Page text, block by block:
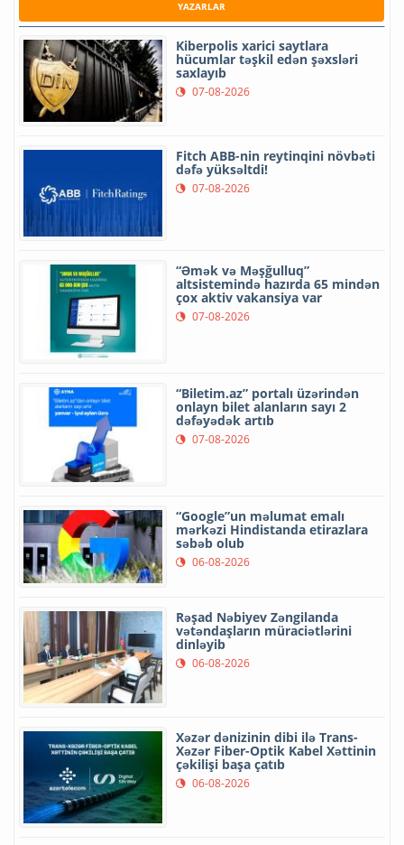
YAZARLAR
Kiberpolis xarici saytlara
hücumlar təşkil edən şəxsləri
saxlayıb
07-08-2026
Fitch ABB-nin reytinqini növbəti
dəfə yüksəltdi!
07-08-2026
“Əmək və Məşğulluq”
altsistemində hazırda 65 mindən
çox aktiv vakansiya var
07-08-2026
“Biletim.az” portalı üzərindən
onlayn bilet alanların sayı 2
dəfəyədək artıb
07-08-2026
“Google”un məlumat emalı
mərkəzi Hindistanda etirazlara
səbəb olub
06-08-2026
Rəşad Nəbiyev Zəngilanda
vətəndaşların müraciətlərini
dinləyib
06-08-2026
Xəzər dənizinin dibi ilə Trans-
Xəzər Fiber-Optik Kabel Xəttinin
çəkilişi başa çatıb
06-08-2026